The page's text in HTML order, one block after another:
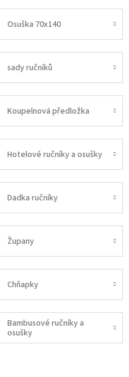
Osuška 70x140
sady ručníků
Koupelnová předložka
Hotelové ručníky a osušky
Dadka ručníky
Župany
Chňapky
Bambusové ručníky a
osušky